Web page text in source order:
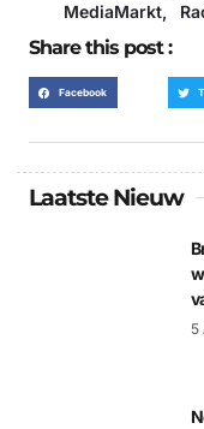
MediaMarkt,
Share this post :
Facebook
Laatste Nieuw
5